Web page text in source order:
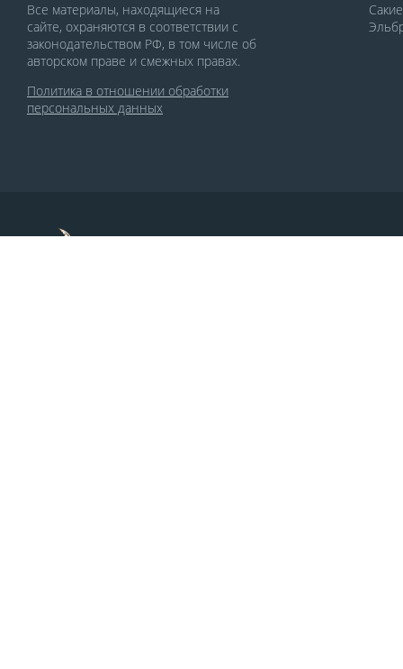
Все материалы, находящиеся на
сайте, охраняются в соответствии с
законодательством РФ, в том числе об
авторском праве и смежных правах.
Политика в отношении обработки
персональных данных